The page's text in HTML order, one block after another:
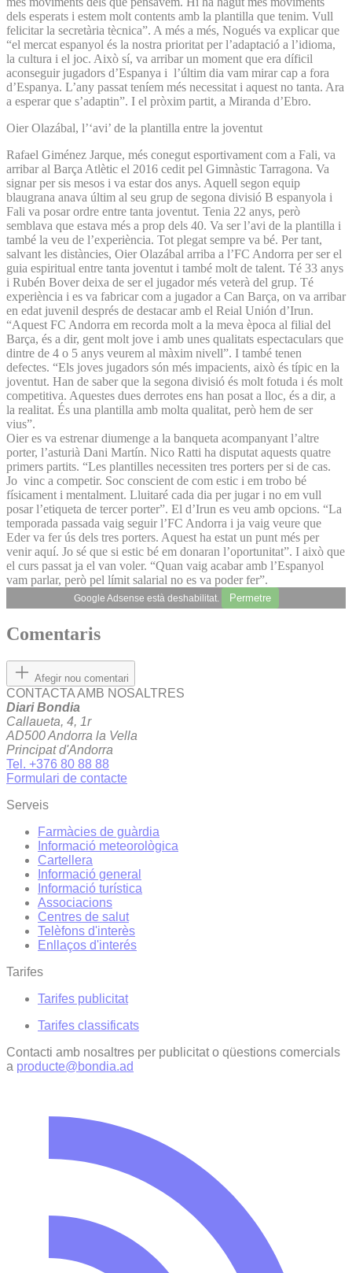
dels esperats i estem molt contents amb la plantilla que tenim. Vull
felicitar la secretària tècnica”. A més a més, Nogués va explicar que
“el mercat espanyol és la nostra prioritat per l’adaptació a l’idioma,
la cultura i el joc. Això sí, va arribar un moment que era díficil
aconseguir jugadors d’Espanya i l’últim dia vam mirar cap a fora
d’Espanya. L’any passat teníem més necessitat i aquest no tanta. Ara
a esperar que s’adaptin”. I el pròxim partit, a Miranda d’Ebro.
Oier Olazábal, l’‘avi’ de la plantilla entre la joventut
Rafael Giménez Jarque, més conegut esportivament com a Fali, va
arribar al Barça Atlètic el 2016 cedit pel Gimnàstic Tarragona. Va
signar per sis mesos i va estar dos anys. Aquell segon equip
blaugrana anava últim al seu grup de segona divisió B espanyola i
Fali va posar ordre entre tanta joventut. Tenia 22 anys, però
semblava que estava més a prop dels 40. Va ser l’avi de la plantilla i
també la veu de l’experiència. Tot plegat sempre va bé. Per tant,
salvant les distàncies, Oier Olazábal arriba a l’FC Andorra per ser el
guia espiritual entre tanta joventut i també molt de talent. Té 33 anys
i Rubén Bover deixa de ser el jugador més veterà del grup. Té
experiència i es va fabricar com a jugador a Can Barça, on va arribar
en edat juvenil després de destacar amb el Reial Unión d’Irun.
“Aquest FC Andorra em recorda molt a la meva època al filial del
Barça, és a dir, gent molt jove i amb unes qualitats espectaculars que
dintre de 4 o 5 anys veurem al màxim nivell”. I també tenen
defectes. “Els joves jugadors són més impacients, això és típic en la
joventut. Han de saber que la segona divisió és molt fotuda i és molt
competitiva. Aquestes dues derrotes ens han posat a lloc, és a dir, a
la realitat. És una plantilla amb molta qualitat, però hem de ser
vius”.
Oier es va estrenar diumenge a la banqueta acompanyant l’altre
porter, l’asturià Dani Martín. Nico Ratti ha disputat aquests quatre
primers partits. “Les plantilles necessiten tres porters per si de cas.
Jo vinc a competir. Soc conscient de com estic i em trobo bé
físicament i mentalment. Lluitaré cada dia per jugar i no em vull
posar l’etiqueta de tercer porter”. El d’Irun es veu amb opcions. “La
temporada passada vaig seguir l’FC Andorra i ja vaig veure que
Eder va fer ús dels tres porters. Aquest ha estat un punt més per
venir aquí. Jo sé que si estic bé em donaran l’oportunitat”. I això que
el curs passat ja el van voler. “Quan vaig acabar amb l’Espanyol
vam parlar, però pel límit salarial no es va poder fer”.
Google Adsense està deshabilitat. Permetre
Comentaris
Afegir nou comentari
CONTACTA AMB NOSALTRES
Diari Bondia
Callaueta, 4, 1r
AD500 Andorra la Vella
Principat d'Andorra
Tel. +376 80 88 88
Formulari de contacte
Serveis
Farmàcies de guàrdia
Informació meteorològica
Cartellera
Informació general
Informació turística
Associacions
Centres de salut
Telèfons d'interès
Enllaços d'interés
Tarifes
Tarifes publicitat
Tarifes classificats
Contacti amb nosaltres per publicitat o qüestions comercials
a producte@bondia.ad